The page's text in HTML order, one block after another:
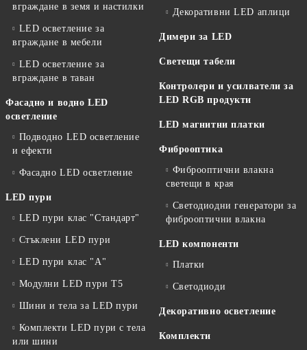
вграждане в земя и настилки
LED осветление за
вграждане в мебели
LED осветление за
вграждане в таван
Фасадно и водно LED
осветление
Подводно LED осветление
и ефекти
Фасадно LED осветление
LED пури
LED пури клас "Стандарт"
Стъклени LED пури
LED пури клас "А"
Модулни LED пури T5
Шини и тела за LED пури
Комплекти LED пури с тела
или шини
Декоративни LED аплици
Димери за LED
Светещи табели
Контролери и усилватели за
LED RGB продукти
LED магнитни платки
Фиброоптика
Фиброоптични влакна
светещи в края
Светодиодни генератори за
фиброоптични влакна
LED компоненти
Платки
Светодиоди
Декоративно осветление
Комплекти